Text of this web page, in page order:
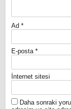
Ad *
E-posta *
İnternet sitesi
Daha sonraki